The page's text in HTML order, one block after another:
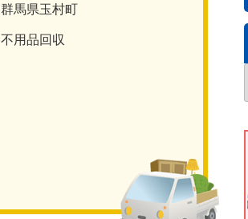
群馬県玉村町
不用品回収